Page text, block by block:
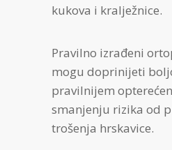
kukova i kralježnice.
Pravilno izrađeni
mogu doprinijeti
pravilnijem
smanjenju rizika od
trošenja hrskavice.